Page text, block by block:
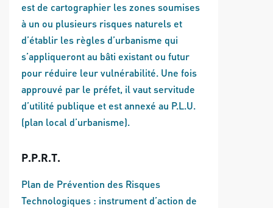
est de cartographier les zones soumises
à un ou plusieurs risques naturels et
d’établir les règles d’urbanisme qui
s’appliqueront au bâti existant ou futur
pour réduire leur vulnérabilité. Une fois
approuvé par le préfet, il vaut servitude
d’utilité publique et est annexé au P.L.U.
(plan local d’urbanisme).
P.P.R.T.
Plan de Prévention des Risques
Technologiques : instrument d’action de